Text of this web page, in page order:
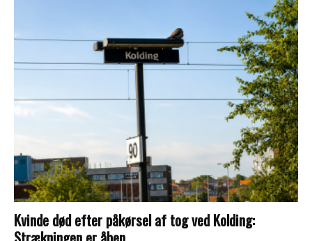
Kvinde død efter påkørsel af tog ved Kolding: